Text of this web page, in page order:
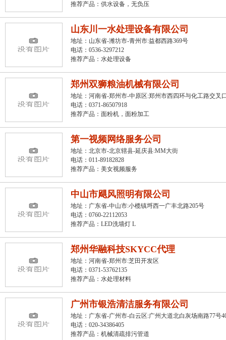
推荐产品： 供水设备，无负压
山东川一水处理设备有限公司
地址：山东省-潍坊市-青州市:益都西路369号
电话：0536-3297212
推荐产品： 水处理设备
郑州双狮粮油机械有限公司
地址：河南省-郑州市-中原区:郑州市西四环与化工路交叉
电话：0371-86507918
推荐产品： 面粉机，面粉加工
第一视频网络服务公司
地址：北京市-北京辖县-延庆县:MM大街
电话：011-89182828
推荐产品： 美女视频服务
中山市飓风照明有限公司
地址：广东省-中山市:小榄镇埒西一广丰北路205号
电话：0760-22112053
推荐产品： LED洗墙灯 L
郑州华融科技SKYCC代理
地址：河南省-郑州市:芝田开发区
电话：0371-53762135
推荐产品： 水处理材料
广州市银浩清洁服务有限公司
地址：广东省-广州市-白云区:广州大道北白灰场南路77号
电话：020-34386405
推荐产品： 机械清疏排污管道